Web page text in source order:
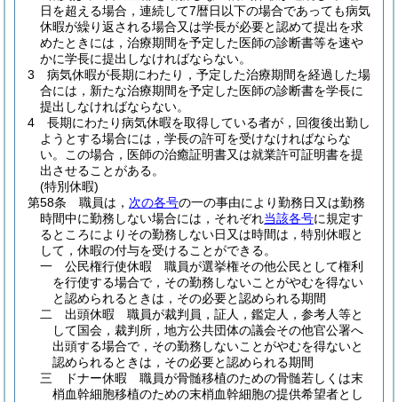
日を超える場合，連続して7暦日以下の場合であっても病気
休暇が繰り返される場合又は学長が必要と認めて提出を求
めたときには，治療期間を予定した医師の診断書等を速や
かに学長に提出しなければならない。
3
病気休暇が長期にわたり，予定した治療期間を経過した場
合には，新たな治療期間を予定した医師の診断書を学長に
提出しなければならない。
4
長期にわたり病気休暇を取得している者が，回復後出勤し
ようとする場合には，学長の許可を受けなければならな
い。
この場合，医師の治癒証明書又は就業許可証明書を提
出させることがある。
(特別休暇)
第58条
職員は， 次の各号の一の事由により勤務日又は勤務
時間中に勤務しない場合には，それぞれ当該各号に規定す
るところによりその勤務しない日又は時間は，特別休暇と
して，休暇の付与を受けることができる。
一
公民権行使休暇 職員が選挙権その他公民として権利
を行使する場合で，その勤務しないことがやむを得ない
と認められるときは，その必要と認められる期間
二
出頭休暇 職員が裁判員，証人，鑑定人，参考人等と
して国会，裁判所，地方公共団体の議会その他官公署へ
出頭する場合で，その勤務しないことがやむを得ないと
認められるときは，その必要と認められる期間
三
ドナー休暇 職員が骨髄移植のための骨髄若しくは末
梢血幹細胞移植のための末梢血幹細胞の提供希望者とし